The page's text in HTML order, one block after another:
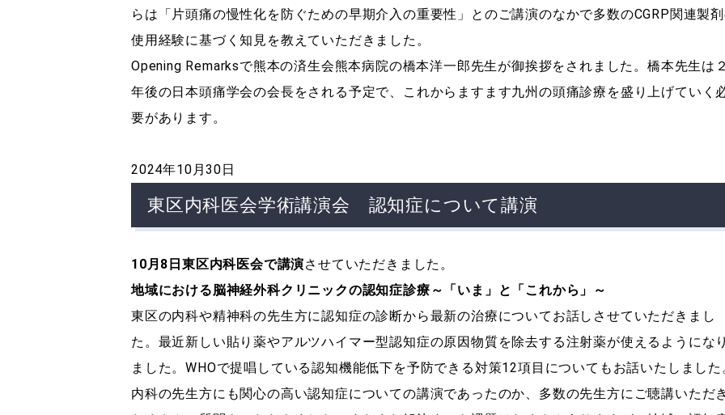
らは「片頭痛の慢性化を防ぐための早期介入の重要性」とのご講演のなかで多数のCGRP関連製
使用経験に基づく知見を教えていただきました。
Opening Remarksで熊本の済生会熊本病院の橋本洋一郎先生が御挨拶をされました。橋本先生は２
年後の日本頭痛学会の会長をされる予定で、これからますます九州の頭痛診療を盛り上げていく
要があります。
2024年10月30日
東区内科医会学術講演会 認知症について講演
10月8日東区内科医会で講演させていただきました。
地域における脳神経外科クリニックの認知症診療～「いま」と「これから」～
東区の内科や精神科の先生方に認知症の診断から最新の治療についてお話しさせていただきまし
た。最近新しい貼り薬やアルツハイマー型認知症の原因物質を除去する注射薬が使えるようになり
ました。WHOで提唱している認知機能低下を予防できる対策12項目についてもお話いたしました
内科の先生方にも関心の高い認知症についての講演であったのか、多数の先生方にご聴講いただき